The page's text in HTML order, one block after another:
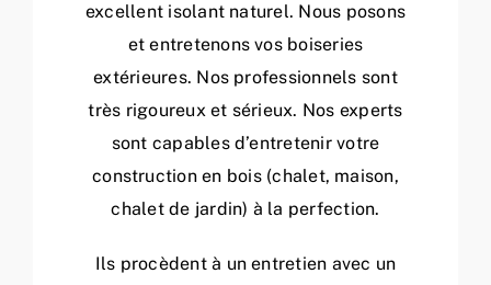
excellent isolant naturel. Nous posons
et entretenons vos boiseries
extérieures. Nos professionnels sont
très rigoureux et sérieux. Nos experts
sont capables d’entretenir votre
construction en bois (chalet, maison,
chalet de jardin) à la perfection.
Ils procèdent à un entretien avec un